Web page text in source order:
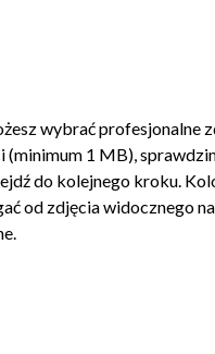
wybrać profesjonalne
(minimum 1 MB),
do kolejnego kroku.
od zdjęcia widocznego